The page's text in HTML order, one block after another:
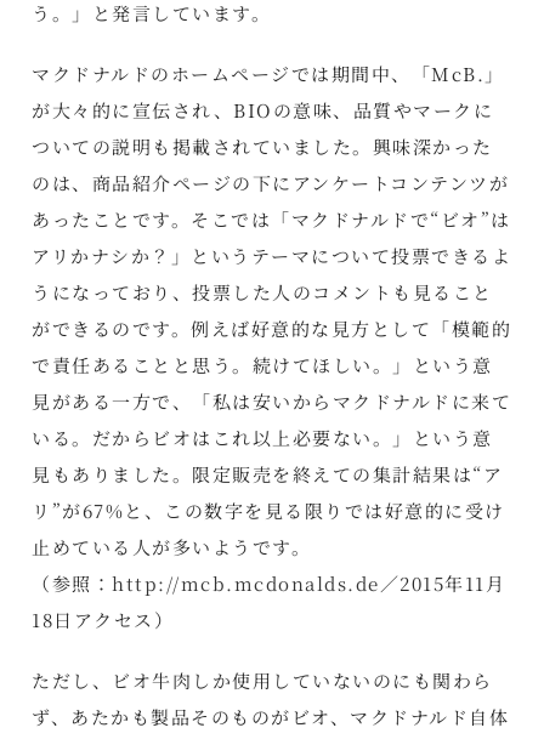
う。」と発言しています。
マクドナルドのホームページでは期間中、「McB.」
が大々的に宣伝され、BIOの意味、品質やマークに
ついての説明も掲載されていました。興味深かった
のは、商品紹介ページの下にアンケートコンテンツが
あったことです。そこでは「マクドナルドで“ビオ”は
アリかナシか？」というテーマについて投票できるよ
うになっており、投票した人のコメントも見ること
ができるのです。例えば好意的な見方として「模範的
で責任あることと思う。続けてほしい。」という意
見がある一方で、「私は安いからマクドナルドに来て
いる。だからビオはこれ以上必要ない。」という意
見もありました。限定販売を終えての集計結果は“ア
リ”が67%と、この数字を見る限りでは好意的に受け
止めている人が多いようです。
（参照：http://mcb.mcdonalds.de／2015年11月
18日アクセス）
ただし、ビオ牛肉しか使用していないのにも関わら
ず、あたかも製品そのものがビオ、マクドナルド自体